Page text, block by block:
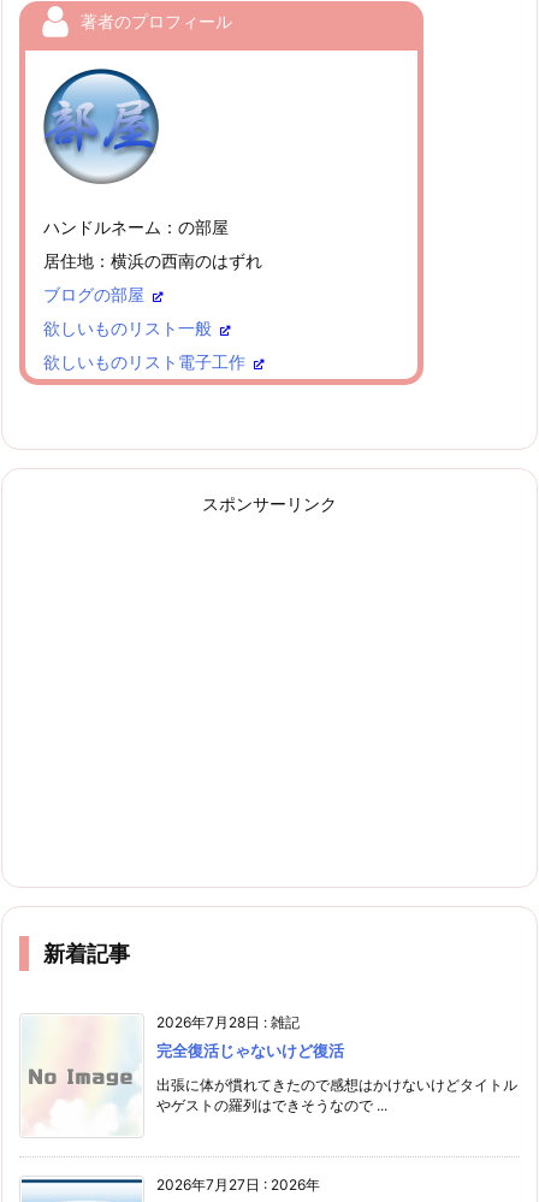
著者のプロフィール
ハンドルネーム：の部屋
居住地：横浜の西南のはずれ
ブログの部屋
欲しいものリスト一般
欲しいものリスト電子工作
スポンサーリンク
新着記事
2026年7月28日 : 雑記
完全復活じゃないけど復活
出張に体が慣れてきたので感想はかけないけどタイトル
やゲストの羅列はできそうなので ...
2026年7月27日 : 2026年